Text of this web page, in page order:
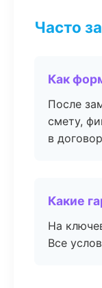
Часто
Как
После
смету,
в
Какие
На
Все